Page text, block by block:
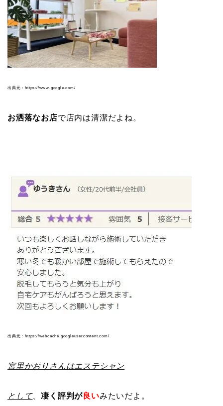
出典元：https://www.google.com/
お洒落なお店で店内は清潔だよね。
出典元：https://webcache.googleusercontent.com/
宮里かおりさんはエステシャン
として、凄く評判が 良いみたいだよ。